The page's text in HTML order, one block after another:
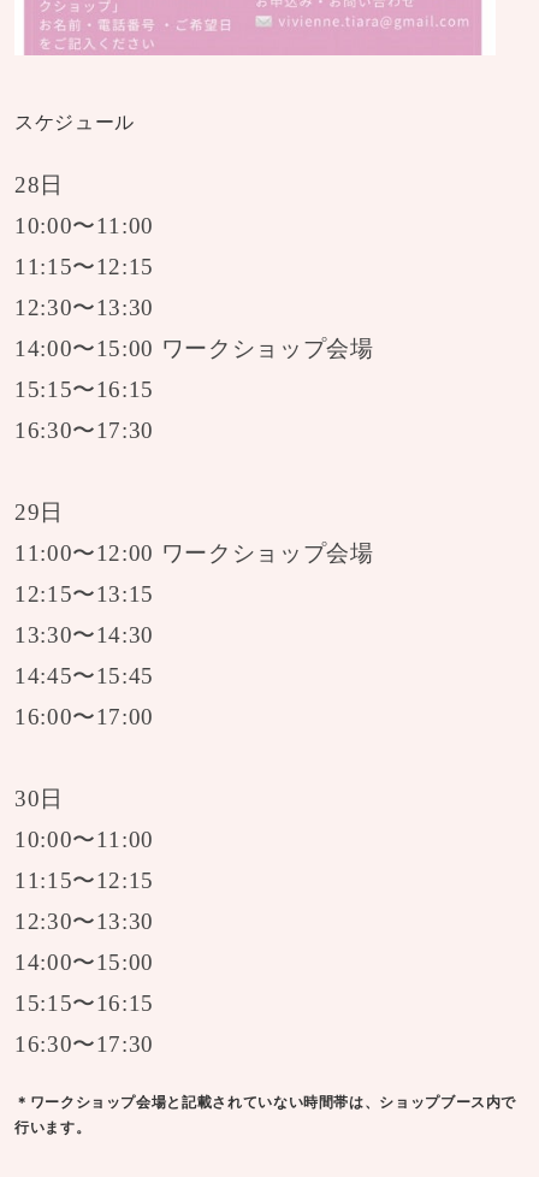
スケジュール
28日
10:00〜11:00
11:15〜12:15
12:30〜13:30
14:00〜15:00 ワークショップ会場
15:15〜16:15
16:30〜17:30
29日
11:00〜12:00 ワークショップ会場
12:15〜13:15
13:30〜14:30
14:45〜15:45
16:00〜17:00
30日
10:00〜11:00
11:15〜12:15
12:30〜13:30
14:00〜15:00
15:15〜16:15
16:30〜17:30
＊ワークショップ会場と記載されていない時間帯は、ショップブース内で
行います。